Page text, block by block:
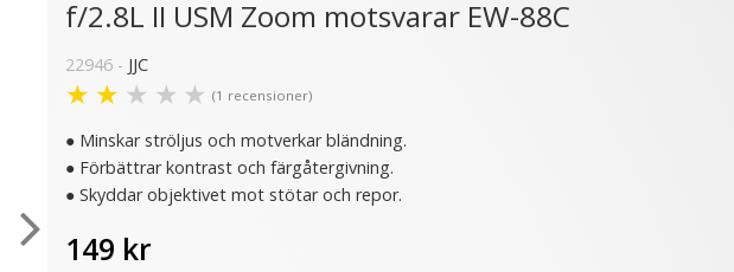
f/2.8L II USM Zoom motsvarar EW-88C
22946 - JJC
★ ★ ★ ★ ★ (1 recensioner)
● Minskar ströljus och motverkar bländning.
● Förbättrar kontrast och färgåtergivning.
● Skyddar objektivet mot stötar och repor.
149 kr